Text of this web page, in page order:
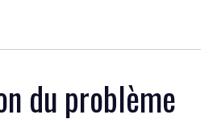
du problème